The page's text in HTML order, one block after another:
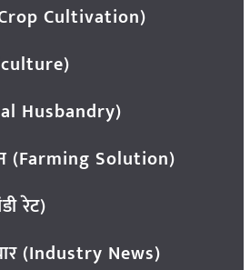
Cultivation)
Husbandry)
(Farming Solution)
रेट)
(Industry News)